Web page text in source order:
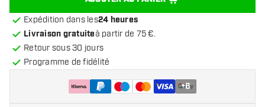
Expédition dans les24 heures
Livraison gratuiteà partir de 75 €.
Retour sous 30 jours
Programme de fidélité
+6